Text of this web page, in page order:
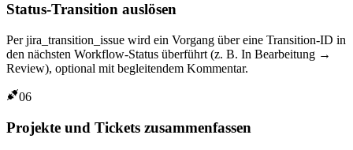
Status-Transition auslösen
Per jira_transition_issue wird ein Vorgang über eine Transition-ID in
den nächsten Workflow-Status überführt (z. B. In Bearbeitung →
Review), optional mit begleitendem Kommentar.
06
Projekte und Tickets zusammenfassen